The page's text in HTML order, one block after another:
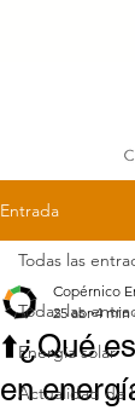
Entrada
Todas las
Energía solar
Actualidad de
Todas las
⬆️¿Qué
en
Copérnico
25 abr 4 min